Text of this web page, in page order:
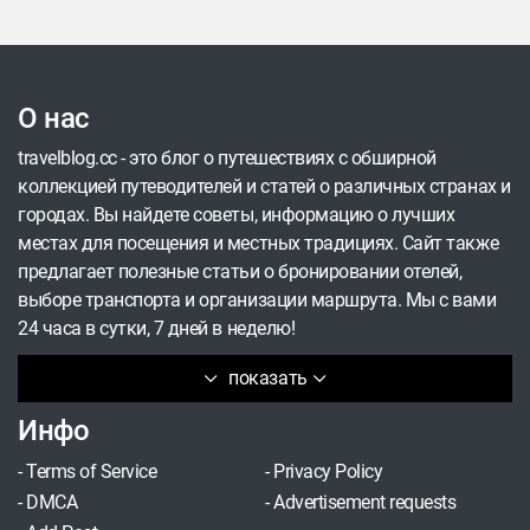
О нас
показать
travelblog.cc - это блог о путешествиях с обширной
коллекцией путеводителей и статей о различных странах и
городах. Вы найдете советы, информацию о лучших
местах для посещения и местных традициях. Сайт также
предлагает полезные статьи о бронировании отелей,
выборе транспорта и организации маршрута. Мы с вами
24 часа в сутки, 7 дней в неделю!
Инфо
-Terms of Service - Privacy Policy
- DMCA -Advertisement requests